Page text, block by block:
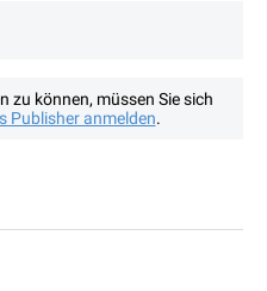
zu können, müssen Sie sich
Publisher anmelden.